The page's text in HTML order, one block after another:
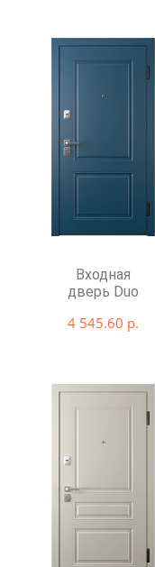
Входная
дверь Duo
4 545.60 р.